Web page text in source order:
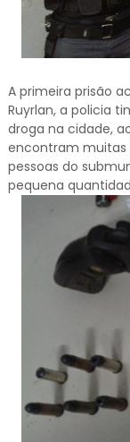
A primeira prisão
Ruyrlan, a policia
droga na cidade,
encontram muitas
pessoas do
pequena